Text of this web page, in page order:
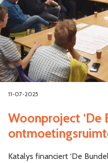
11-07-2025
Woonproject ‘De
Katalys financiert ‘De